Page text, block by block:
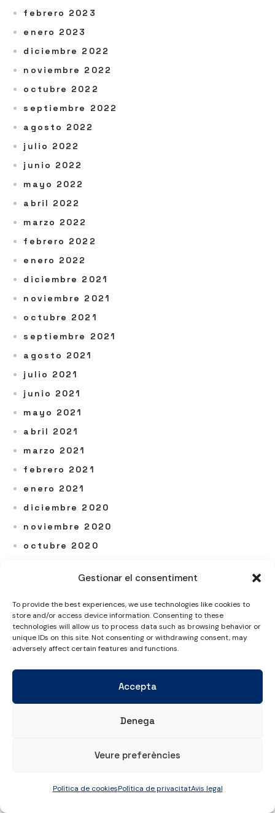
Gestionar el consentiment
To provide the best experiences, we use technologies like cookies to
store and/or access device information. Consenting to these
technologies will allow us to process data such as browsing behavior or
unique IDs on this site. Not consenting or withdrawing consent, may
adversely affect certain features and functions.
Accepta
Denega
Veure preferències
Política de cookiesPolítica de privacitatAvis legal
febrero 2023
enero 2023
diciembre 2022
noviembre 2022
octubre 2022
septiembre 2022
agosto 2022
julio 2022
junio 2022
mayo 2022
abril 2022
marzo 2022
febrero 2022
enero 2022
diciembre 2021
noviembre 2021
octubre 2021
septiembre 2021
agosto 2021
julio 2021
junio 2021
mayo 2021
abril 2021
marzo 2021
febrero 2021
enero 2021
diciembre 2020
noviembre 2020
octubre 2020
agosto 2020
julio 2020
junio 2020
mayo 2020
noviembre 2019
septiembre 2019